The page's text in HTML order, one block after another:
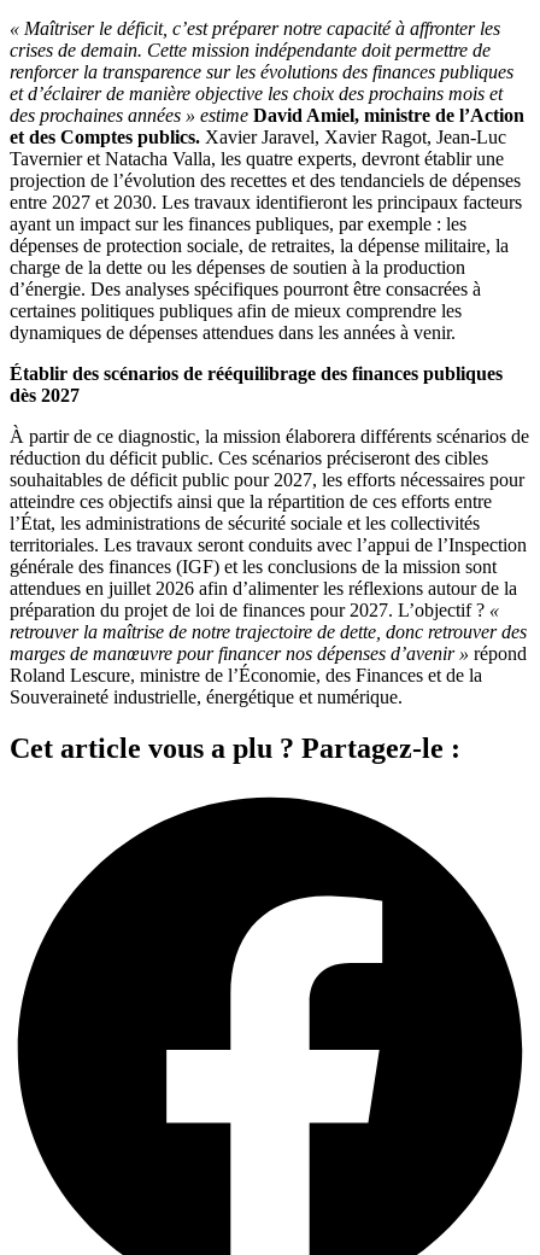
« Maîtriser le déficit, c’est préparer notre capacité à affronter les
crises de demain. Cette mission indépendante doit permettre de
renforcer la transparence sur les évolutions des finances publiques
et d’éclairer de manière objective les choix des prochains mois et
des prochaines années » estime David Amiel, ministre de l’Action
et des Comptes publics. Xavier Jaravel, Xavier Ragot, Jean-Luc
Tavernier et Natacha Valla, les quatre experts, devront établir une
projection de l’évolution des recettes et des tendanciels de dépenses
entre 2027 et 2030. Les travaux identifieront les principaux facteurs
ayant un impact sur les finances publiques, par exemple : les
dépenses de protection sociale, de retraites, la dépense militaire, la
charge de la dette ou les dépenses de soutien à la production
d’énergie. Des analyses spécifiques pourront être consacrées à
certaines politiques publiques afin de mieux comprendre les
dynamiques de dépenses attendues dans les années à venir.
Établir des scénarios de rééquilibrage des finances publiques
dès 2027
À partir de ce diagnostic, la mission élaborera différents scénarios de
réduction du déficit public. Ces scénarios préciseront des cibles
souhaitables de déficit public pour 2027, les efforts nécessaires pour
atteindre ces objectifs ainsi que la répartition de ces efforts entre
l’État, les administrations de sécurité sociale et les collectivités
territoriales. Les travaux seront conduits avec l’appui de l’Inspection
générale des finances (IGF) et les conclusions de la mission sont
attendues en juillet 2026 afin d’alimenter les réflexions autour de la
préparation du projet de loi de finances pour 2027. L’objectif ? «
retrouver la maîtrise de notre trajectoire de dette, donc retrouver des
marges de manœuvre pour financer nos dépenses d’avenir » répond
Roland Lescure, ministre de l’Économie, des Finances et de la
Souveraineté industrielle, énergétique et numérique.
Cet article vous a plu ? Partagez-le :